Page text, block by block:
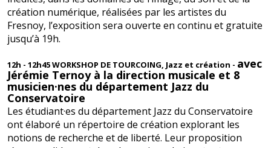
création numérique, réalisées par les artistes du
Fresnoy, l’exposition sera ouverte en continu et gratuite
jusqu’à 19h.
12h - 12h45 WORKSHOP DE TOURCOING, Jazz et création - avec
Jérémie Ternoy à la direction musicale et 8
musicien·nes du département Jazz du
Conservatoire
Les étudiant·es du département Jazz du Conservatoire
ont élaboré un répertoire de création explorant les
notions de recherche et de liberté. Leur proposition